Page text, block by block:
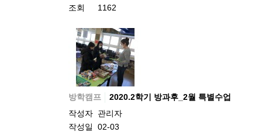
조회
1162
방학캠프
2020.2학기 방과후_2월 특별수업
작성자 관리자
작성일
02-03